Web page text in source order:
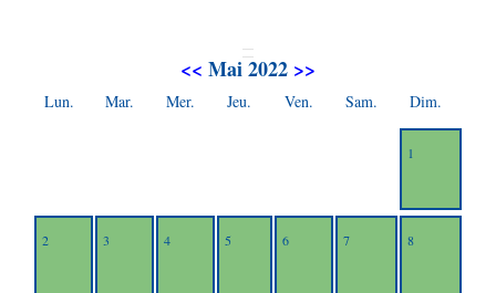
<< Mai 2022 >>
Lun. Mar. Mer. Jeu. Ven. Sam. Dim.
1
2 3 4 5 6 7 8